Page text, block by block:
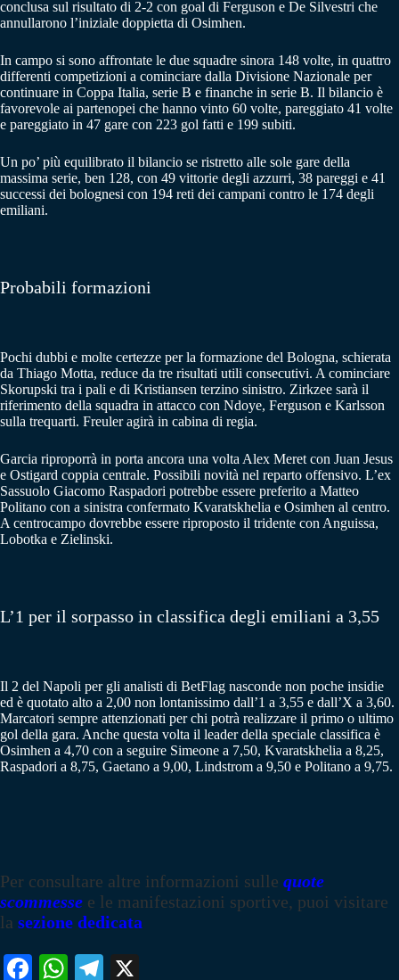
conclusa sul risultato di 2-2 con goal di Ferguson e De Silvestri che
annullarono l’iniziale doppietta di Osimhen.
In campo si sono affrontate le due squadre sinora 148 volte, in quattro
differenti competizioni a cominciare dalla Divisione Nazionale per
continuare in Coppa Italia, serie B e finanche in serie B. Il bilancio è
favorevole ai partenopei che hanno vinto 60 volte, pareggiato 41 volte
e pareggiato in 47 gare con 223 gol fatti e 199 subiti.
Un po’ più equilibrato il bilancio se ristretto alle sole gare della
massima serie, ben 128, con 49 vittorie degli azzurri, 38 pareggi e 41
successi dei bolognesi con 194 reti dei campani contro le 174 degli
emiliani.
Probabili formazioni
Pochi dubbi e molte certezze per la formazione del Bologna, schierata
da Thiago Motta, reduce da tre risultati utili consecutivi. A cominciare
Skorupski tra i pali e di Kristiansen terzino sinistro. Zirkzee sarà il
riferimento della squadra in attacco con Ndoye, Ferguson e Karlsson
sulla trequarti. Freuler agirà in cabina di regia.
Garcia riproporrà in porta ancora una volta Alex Meret con Juan Jesus
e Ostigard coppia centrale. Possibili novità nel reparto offensivo. L’ex
Sassuolo Giacomo Raspadori potrebbe essere preferito a Matteo
Politano con a sinistra confermato Kvaratskhelia e Osimhen al centro.
A centrocampo dovrebbe essere riproposto il tridente con Anguissa,
Lobotka e Zielinski.
L’1 per il sorpasso in classifica degli emiliani a 3,55
Il 2 del Napoli per gli analisti di BetFlag nasconde non poche insidie
ed è quotato alto a 2,00 non lontanissimo dall’1 a 3,55 e dall’X a 3,60.
Marcatori sempre attenzionati per chi potrà realizzare il primo o ultimo
gol della gara. Anche questa volta il leader della speciale classifica è
Osimhen a 4,70 con a seguire Simeone a 7,50, Kvaratskhelia a 8,25,
Raspadori a 8,75, Gaetano a 9,00, Lindstrom a 9,50 e Politano a 9,75.
Per consultare altre informazioni sulle quote
scommesse e le manifestazioni sportive, puoi visitare
la sezione dedicata
Fa W
Te